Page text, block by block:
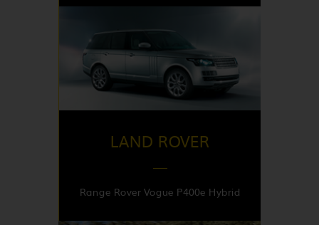
DISPONIBLE EN
Italy
LAND ROVER
Range Rover Vogue P400e Hybrid